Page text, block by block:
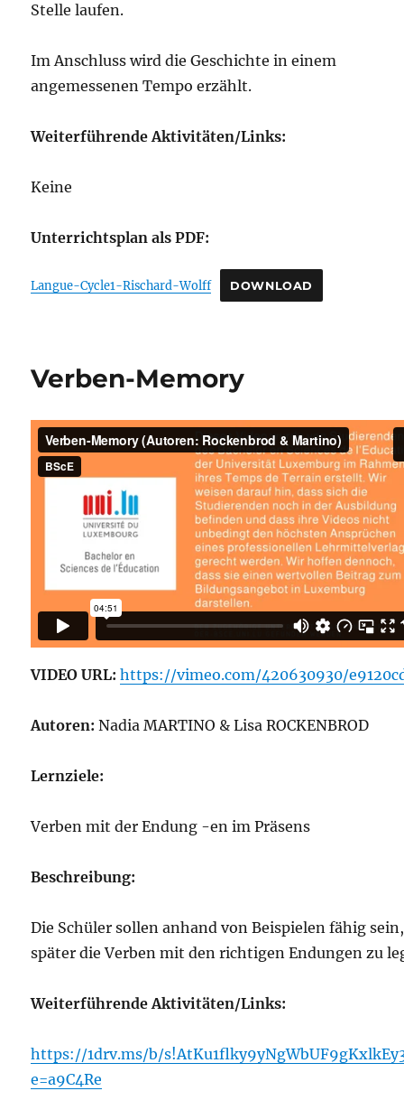
Stelle laufen.
Im Anschluss wird die Geschichte in einem
angemessenen Tempo erzählt.
Weiterführende Aktivitäten/Links:
Keine
Unterrichtsplan als PDF:
Langue-Cycle1-Rischard-Wolff DOWNLOAD
Verben-Memory
VIDEO URL:https://vimeo.com/420630930/
Autoren: Nadia MARTINO & Lisa ROCKENBROD
Lernziele:
Verben mit der Endung -en im Präsens
Beschreibung:
Die Schüler sollen anhand von Beispielen fähig sein,
später die Verben mit den richtigen Endungen zu
Weiterführende Aktivitäten/Links:
https://1drv.ms/b/
e=a9C4Re